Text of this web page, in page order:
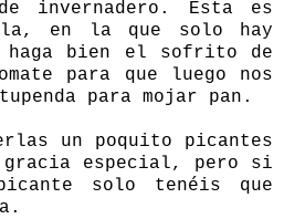
invernadero. Esta es
en la que solo hay
haga bien el sofrito de
para que luego nos
para mojar pan.
un poquito picantes
gracia especial, pero si
solo tenéis que